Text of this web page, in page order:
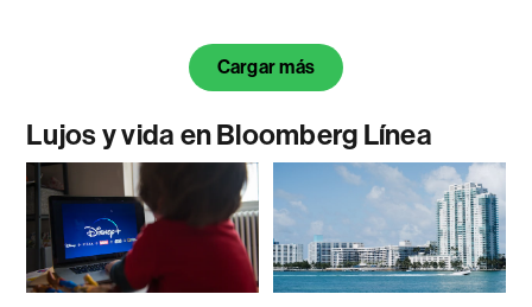
Cargar más
Lujos y vida en Bloomberg Línea